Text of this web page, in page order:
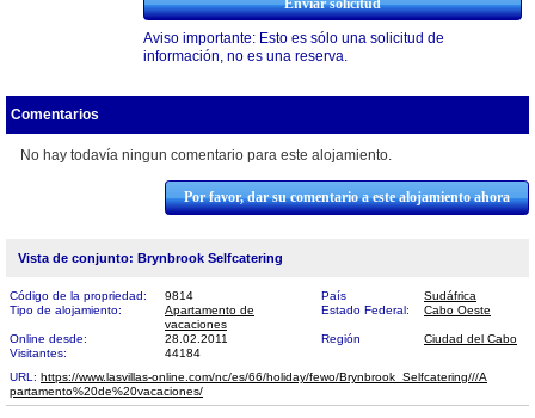
Aviso importante: Esto es sólo una solicitud de
información, no es una reserva.
Comentarios
No hay todavía ningun comentario para este alojamiento.
Por favor, dar su comentario a este alojamiento ahora
Vista de conjunto: Brynbrook Selfcatering
Código de la propriedad: 9814 País
Sudáfrica
Tipo de alojamiento:
Apartamento de
vacaciones
Estado Federal: Cabo Oeste
Online desde: 28.02.2011 Región
Ciudad del Cabo
Visitantes:
44184
URL: https://www.lasvillas-online.com/nc/es/66/holiday/fewo/Brynbrook_Selfcatering///A​
partamento%20de%20vacaciones/